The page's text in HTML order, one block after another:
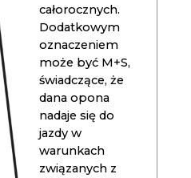
całorocznych.
Dodatkowym
oznaczeniem
może być M+S,
świadczące, że
dana opona
nadaje się do
jazdy w
warunkach
związanych z